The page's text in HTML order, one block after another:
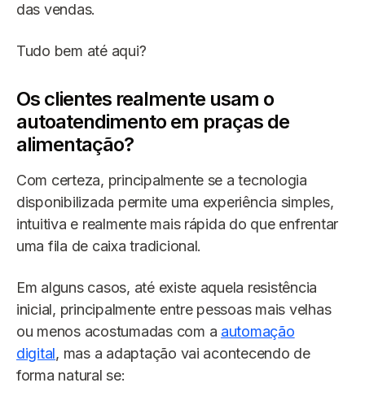
das vendas.
Tudo bem até aqui?
Os clientes realmente usam o
autoatendimento em praças de
alimentação?
Com certeza, principalmente se a tecnologia
disponibilizada permite uma experiência simples,
intuitiva e realmente mais rápida do que enfrentar
uma fila de caixa tradicional.
Em alguns casos, até existe aquela resistência
inicial, principalmente entre pessoas mais velhas
ou menos acostumadas com a automação
digital, mas a adaptação vai acontecendo de
forma natural se: